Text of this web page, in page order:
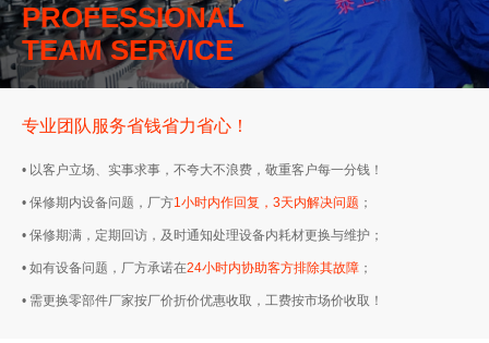
PROFESSIONAL
TEAM SERVICE
专业团队服务省钱省力省心！
• 以客户立场、实事求事，不夸大不浪费，敬重客户每一分钱！
• 保修期内设备问题，厂方1小时内作回复，3天内解决问题 ；
• 保修期满，定期回访，及时通知处理设备内耗材更换与维护；
• 如有设备问题，厂方承诺在24小时内协助客方排除其故障 ；
• 需更换零部件厂家按厂价折价优惠收取，工费按市场价收取！